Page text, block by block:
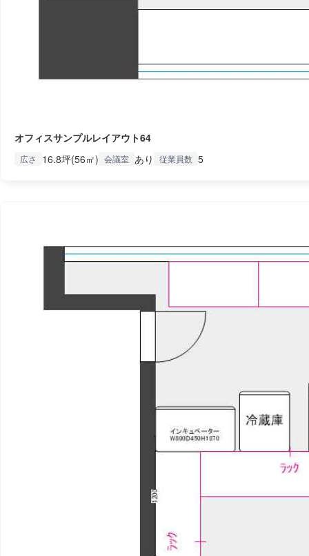
オフィスサンプルレイアウト64
広さ 16.8坪(56㎡) 会議室 あり 従業員数 5